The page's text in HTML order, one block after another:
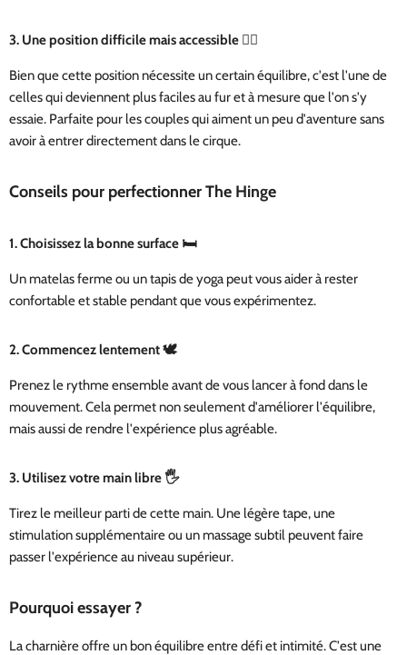
3. Une position difficile mais accessible 🤸‍♂️
Bien que cette position nécessite un certain équilibre, c'est l'une de
celles qui deviennent plus faciles au fur et à mesure que l'on s'y
essaie. Parfaite pour les couples qui aiment un peu d'aventure sans
avoir à entrer directement dans le cirque.
Conseils pour perfectionner The Hinge
1.Choisissez la bonne surface 🛏️
Un matelas ferme ou un tapis de yoga peut vous aider à rester
confortable et stable pendant que vous expérimentez.
2.Commencez lentement🕊️
Prenez le rythme ensemble avant de vous lancer à fond dans le
mouvement. Cela permet non seulement d'améliorer l'équilibre,
mais aussi de rendre l'expérience plus agréable.
3. Utilisez votre main libre 🖐️
Tirez le meilleur parti de cette main. Une légère tape, une
stimulation supplémentaire ou un massage subtil peuvent faire
passer l'expérience au niveau supérieur.
Pourquoi essayer ?
La charnière offre un bon équilibre entre défi et intimité. C'est une